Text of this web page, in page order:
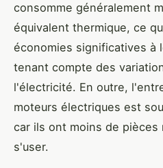
consomme généralement
équivalent thermique, ce
économies significatives à
tenant compte des
l'électricité. En outre,
moteurs électriques est
car ils ont moins de
s'user.